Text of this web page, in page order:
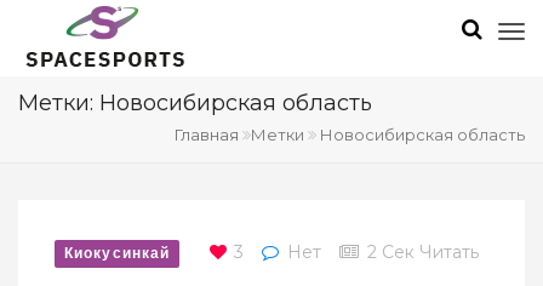
Метки: Новосибирская область
Главная Метки Новосибирская область
Киокусинкай 3 Нет 2 Сек Читать